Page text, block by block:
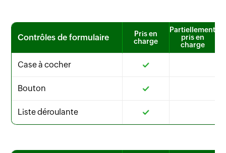
Contrôles de formulaire
Pris en
charge
Partiellement
pris en
charge
Case à cocher
Bouton
Liste déroulante